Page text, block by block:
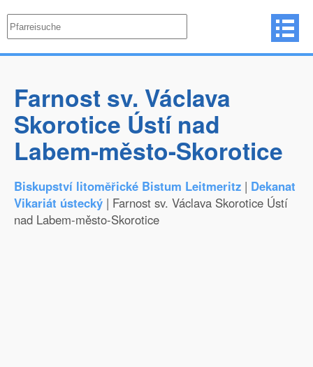
Farnost sv. Václava
Skorotice Ústí nad
Labem-město-Skorotice
Biskupství litoměřické Bistum Leitmeritz | Dekanat
Vikariát ústecký | Farnost sv. Václava Skorotice Ústí
nad Labem-město-Skorotice